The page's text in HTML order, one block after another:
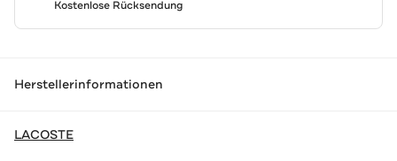
Kostenlose Rücksendung
Herstellerinformationen
LACOSTE